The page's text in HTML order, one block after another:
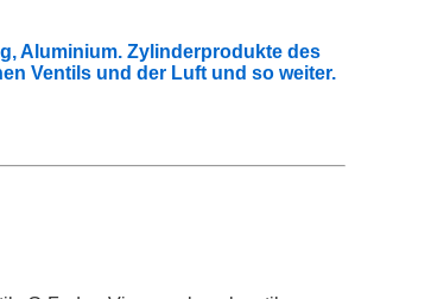
Aluminium. Zylinderprodukte des
Ventils und der Luft und so weiter.